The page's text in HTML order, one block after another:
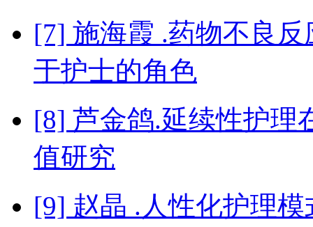
[7] 施海霞 .药物不良
于护士的角色
[8] 芦金鸽.延续性护理
值研究
[9] 赵晶 .人性化护理